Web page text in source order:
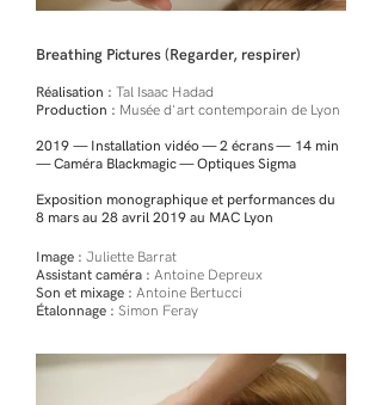
Breathing Pictures (Regarder, respirer)
Réalisation : Tal Isaac Hadad
Production : Musée d'art contemporain de Lyon
2019 — Installation vidéo — 2 écrans — 14 min
— Caméra Blackmagic — Optiques Sigma
Exposition monographique et performances du
8 mars au 28 avril 2019 au MAC Lyon
Image : Juliette Barrat
Assistant caméra : Antoine Depreux
Son et mixage : Antoine Bertucci
Étalonnage : Simon Feray